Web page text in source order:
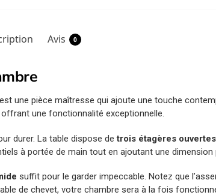
Avis 0
une pièce maîtresse qui ajoute une touche
une fonctionnalité exceptionnelle.
durer. La table dispose detrois étagères ouvertes
à portée de main tout en ajoutant une dimension
suffit pour le garder impeccable. Notez que
de chevet, votre chambre sera à la fois